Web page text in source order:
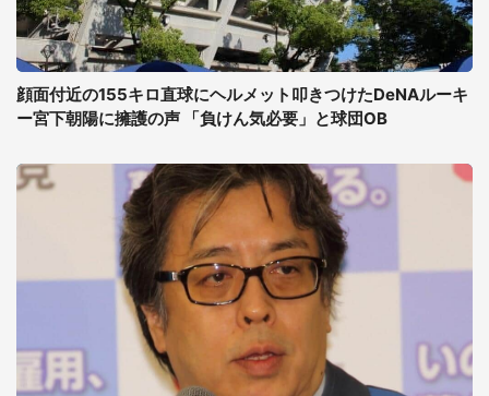
顔面付近の155キロ直球にヘルメット叩きつけたDeNAルーキ
ー宮下朝陽に擁護の声 「負けん気必要」と球団OB